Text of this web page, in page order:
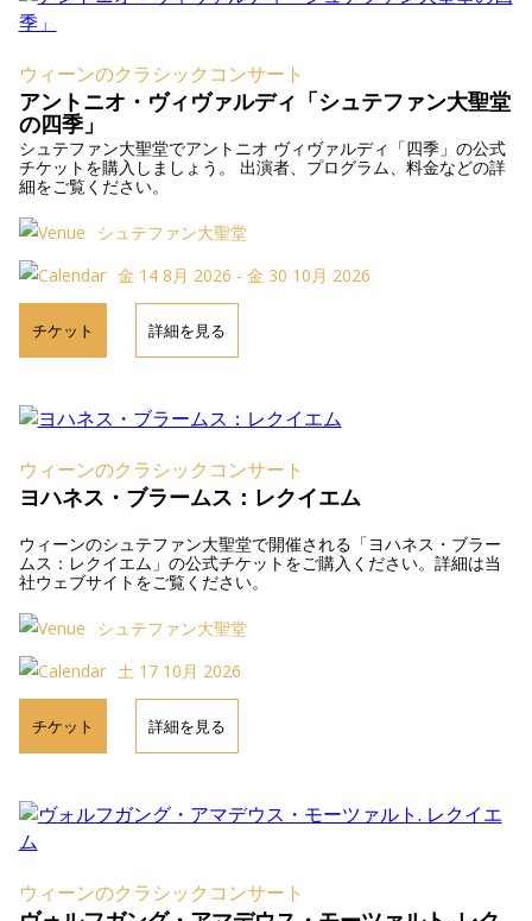
ウィーンのクラシックコンサート
アントニオ・ヴィヴァルディ「シュテファン大聖堂
の四季」
シュテファン大聖堂でアントニオ ヴィヴァルディ「四季」の公式
チケットを購入しましょう。 出演者、プログラム、料金などの詳
細をご覧ください。
シュテファン大聖堂
金 14 8月 2026 - 金 30 10月 2026
チケット 詳細を見る
ウィーンのクラシックコンサート
ヨハネス・ブラームス：レクイエム
ウィーンのシュテファン大聖堂で開催される「ヨハネス・ブラー
ムス：レクイエム」の公式チケットをご購入ください。詳細は当
社ウェブサイトをご覧ください。
シュテファン大聖堂
土 17 10月 2026
チケット 詳細を見る
ウィーンのクラシックコンサート